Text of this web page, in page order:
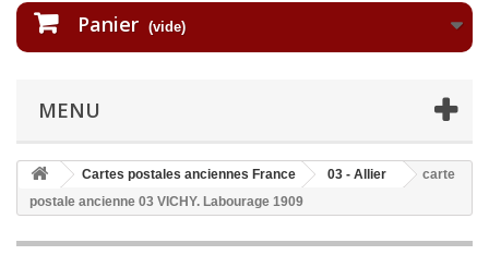
Panier (vide)
MENU
Cartes postales anciennes France 03 - Allier
carte
postale ancienne 03 VICHY. Labourage 1909